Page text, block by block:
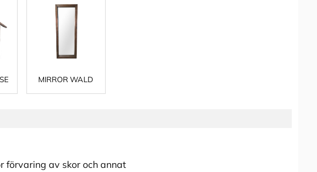
MIRROR WALD
förvaring av skor och annat